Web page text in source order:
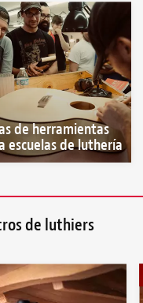
de herramientas
escuelas de luthería
de luthiers